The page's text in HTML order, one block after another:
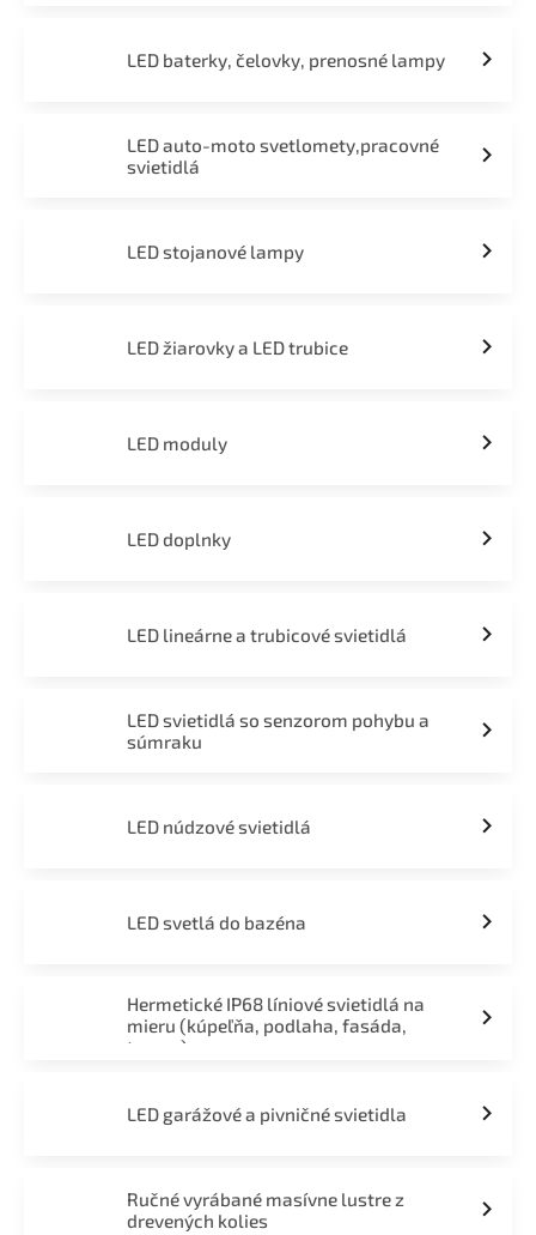
LED baterky, čelovky, prenosné lampy
LED auto-moto svetlomety,pracovné
svietidlá
LED stojanové lampy
LED žiarovky a LED trubice
LED moduly
LED doplnky
LED lineárne a trubicové svietidlá
LED svietidlá so senzorom pohybu a
súmraku
LED núdzové svietidlá
LED svetlá do bazéna
Hermetické IP68 líniové svietidlá na
mieru (kúpeľňa, podlaha, fasáda,
terasa)
LED garážové a pivničné svietidla
Ručné vyrábané masívne lustre z
drevených kolies